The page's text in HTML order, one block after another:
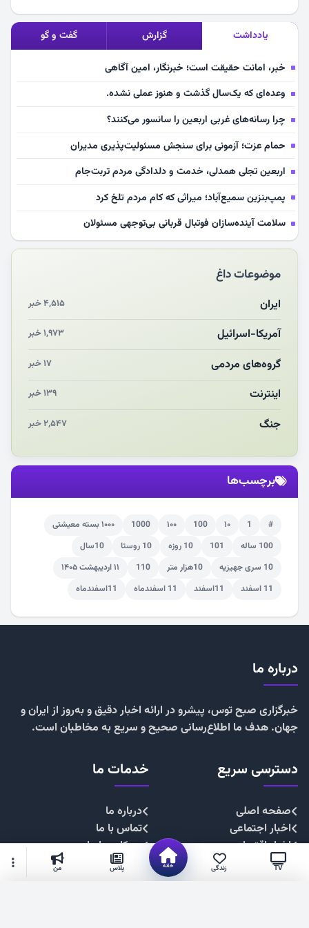
یادداشت گزارش گفت و گو
خبر، امانت حقیقت است؛ خبرنگار، امین آگاهی
وعده‌ای که یک‌سال گذشت و هنوز عملی نشده.
چرا رسانه‌های غربی اربعین را سانسور می‌کنند؟
حمام عزت؛ آزمونی برای سنجش مسئولیت‌پذیری مدیران
اربعین تجلی همدلی، خدمت و دلدادگی مردم تربت‌جام
پمپ‌بنزین سمیع‌آباد؛ میراثی که کام مردم تلخ کرد
سلامت آینده‌سازان فوتبال قربانی بی‌توجهی مسئولان
بازخوانی رسانه‌ای اندیشه رهبر شهید
مشهدالرضا آقای شهید ایران را در آغوش کشید
مکن ای صبح طلوع
چرایی «استقبال از آقای ایران»
موضوعات داغ
ایران ۴,۵۱۵ خبر
آمریکا-اسرائیل ۱,۹۷۳ خبر
گروه‌های مردمی ۱۷ خبر
اینترنت ۱۳۹ خبر
جنگ ۲,۵۴۷ خبر
برچسب‌ها
#
1 ۱۰ 100 ۱۰۰ 1000
۱۰۰۰ بسته معیشتی
100 ساله
101 10 روزه 10 روستا
10سال
10 سری جهیزیه
10هزار متر 110
۱۱ اردیبهشت ۱۴۰۵
11 اسفند
11اسفند 11 اسفندماه 11اسفندماه
TV زندگی خانه پلاس من
درباره ما
خبرگزاری صبح توس، پیشرو در ارائه اخبار دقیق و به‌روز از ایران و
جهان. هدف ما اطلاع‌رسانی صحیح و سریع به مخاطبان است.
دسترسی سریع
صفحه اصلی
اخبار اجتماعی
اخبار اقتصادی
اخبار چندرسانه
خدمات ما
درباره ما
تماس با ما
همکاری با ما
تبلیغات